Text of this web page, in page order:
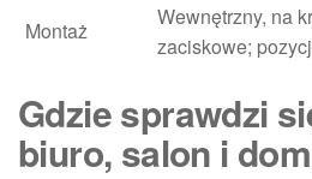
Montaż
Wewnętrzny, na
zaciskowe;
Gdzie sprawdzi
biuro, salon i dom